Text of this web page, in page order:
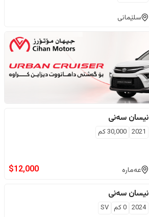
سلێمانی
نیسان سەنی
2021
30,000كم
عەمارە $12,000
نیسان سەنی
2024
0كم SV